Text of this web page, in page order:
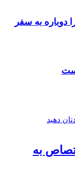
دوباره به سفر
به